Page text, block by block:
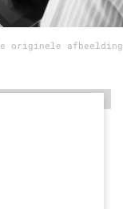
originele afbeelding